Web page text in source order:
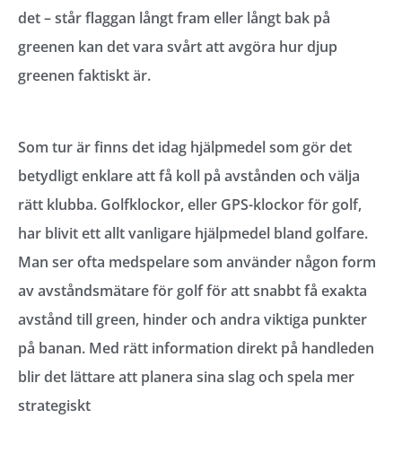
det – står flaggan långt fram eller långt bak på
greenen kan det vara svårt att avgöra hur djup
greenen faktiskt är.
Som tur är finns det idag hjälpmedel som gör det
betydligt enklare att få koll på avstånden och välja
rätt klubba. Golfklockor, eller GPS-klockor för golf,
har blivit ett allt vanligare hjälpmedel bland golfare.
Man ser ofta medspelare som använder någon form
av avståndsmätare för golf för att snabbt få exakta
avstånd till green, hinder och andra viktiga punkter
på banan. Med rätt information direkt på handleden
blir det lättare att planera sina slag och spela mer
strategiskt